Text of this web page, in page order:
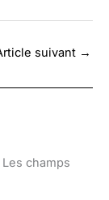
suivant →
Les champs